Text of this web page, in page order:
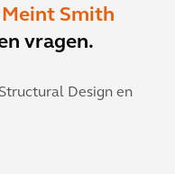
Meint Smith
vragen.
Design en